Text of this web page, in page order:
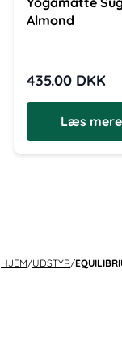
Almond
435.00 DKK
Læs mere
HJEM/UDSTYR/